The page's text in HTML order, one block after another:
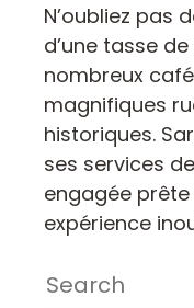
N’oubliez pas
d’une tasse
nombreux
magnifiques
historiques.
ses services
engagée
expérience